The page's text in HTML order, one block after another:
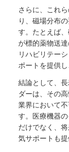
さらに、これ
り、磁場分布
す。たとえば
が標的薬物送
リハビリテー
ポートを提供
結論として、
ダーは、その
業界において
す。医療機器
だけでなく、
気サポートも提